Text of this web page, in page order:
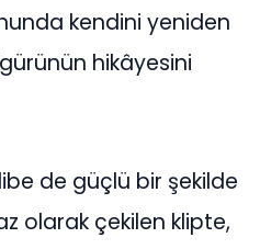
kendini yeniden
hikâyesini
de güçlü bir şekilde
olarak çekilen klipte,